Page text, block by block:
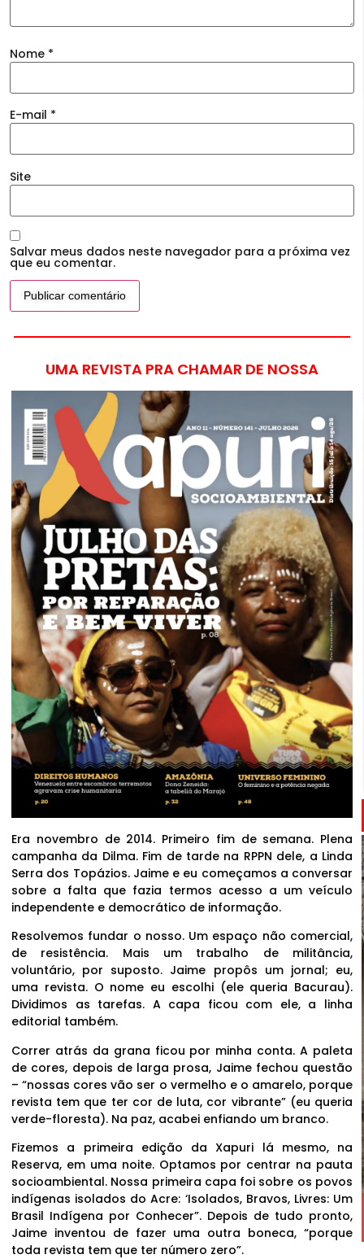
Nome *
E-mail *
Site
Salvar meus dados neste navegador para a próxima vez
que eu comentar.
UMA REVISTA PRA CHAMAR DE NOSSA
Era novembro de 2014. Primeiro fim de semana. Plena
campanha da Dilma. Fim de tarde na RPPN dele, a Linda
Serra dos Topázios. Jaime e eu começamos a conversar
sobre a falta que fazia termos acesso a um veículo
independente e democrático de informação.
Resolvemos fundar o nosso. Um espaço não comercial,
de resistência. Mais um trabalho de militância,
voluntário, por suposto. Jaime propôs um jornal; eu,
uma revista. O nome eu escolhi (ele queria Bacurau).
Dividimos as tarefas. A capa ficou com ele, a linha
editorial também.
Correr atrás da grana ficou por minha conta. A paleta
de cores, depois de larga prosa, Jaime fechou questão
– “nossas cores vão ser o vermelho e o amarelo, porque
revista tem que ter cor de luta, cor vibrante” (eu queria
verde-floresta). Na paz, acabei enfiando um branco.
Fizemos a primeira edição da Xapuri lá mesmo, na
Reserva, em uma noite. Optamos por centrar na pauta
socioambiental. Nossa primeira capa foi sobre os povos
indígenas isolados do Acre: ‘Isolados, Bravos, Livres: Um
Brasil Indígena por Conhecer”. Depois de tudo pronto,
Jaime inventou de fazer uma outra boneca, “porque
toda revista tem que ter número zero”.